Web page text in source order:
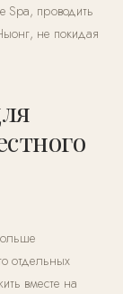
Spa, проводить
не покидая
отдельных
вместе на